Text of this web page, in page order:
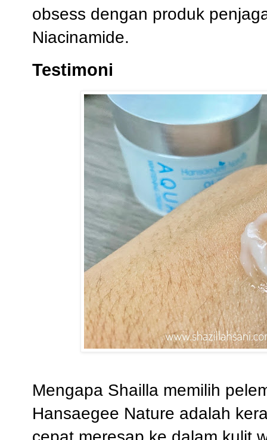
obsess dengan produk
Niacinamide.
Testimoni
Mengapa Shailla memilih
Hansaegee Nature adalah